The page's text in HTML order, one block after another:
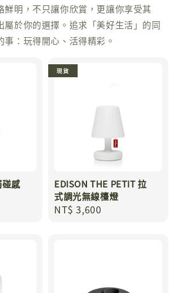
鮮明，不只讓你欣賞，更讓你享受其
屬於你的選擇。追求「美好生活」的同
：玩得開心、活得精彩。
碰感
現貨
EDISON THE PETIT 拉
式調光無線檯燈
Regular
NT$ 3,600